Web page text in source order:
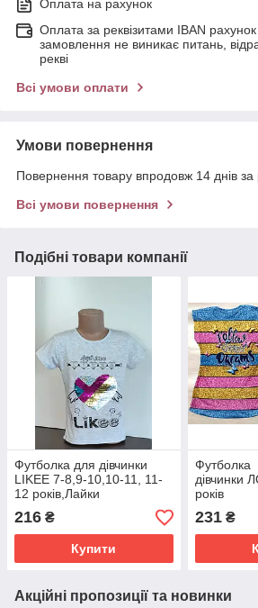
Оплата на рахунок
Оплата за реквізитами IBAN
замовлення не виникає питань,
рекві
Всі умови оплати
Умови повернення
Повернення товару впродовж 14 днів за
Всі умови повернення
Подібні товари компанії
Футболка для дівчинки
LIKEE 7-8,9-10,10-11, 11-
12 років,Лайки
216 ₴
Купити
Футболка
дівчинки
років
231₴
Акційні пропозиції та новинки